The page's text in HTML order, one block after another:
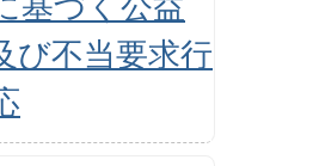
び不当要求行